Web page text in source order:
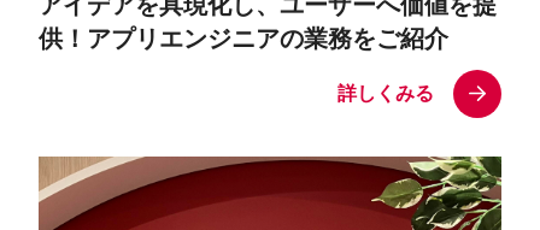
供！アプリエンジニアの業務をご紹介
詳しくみる